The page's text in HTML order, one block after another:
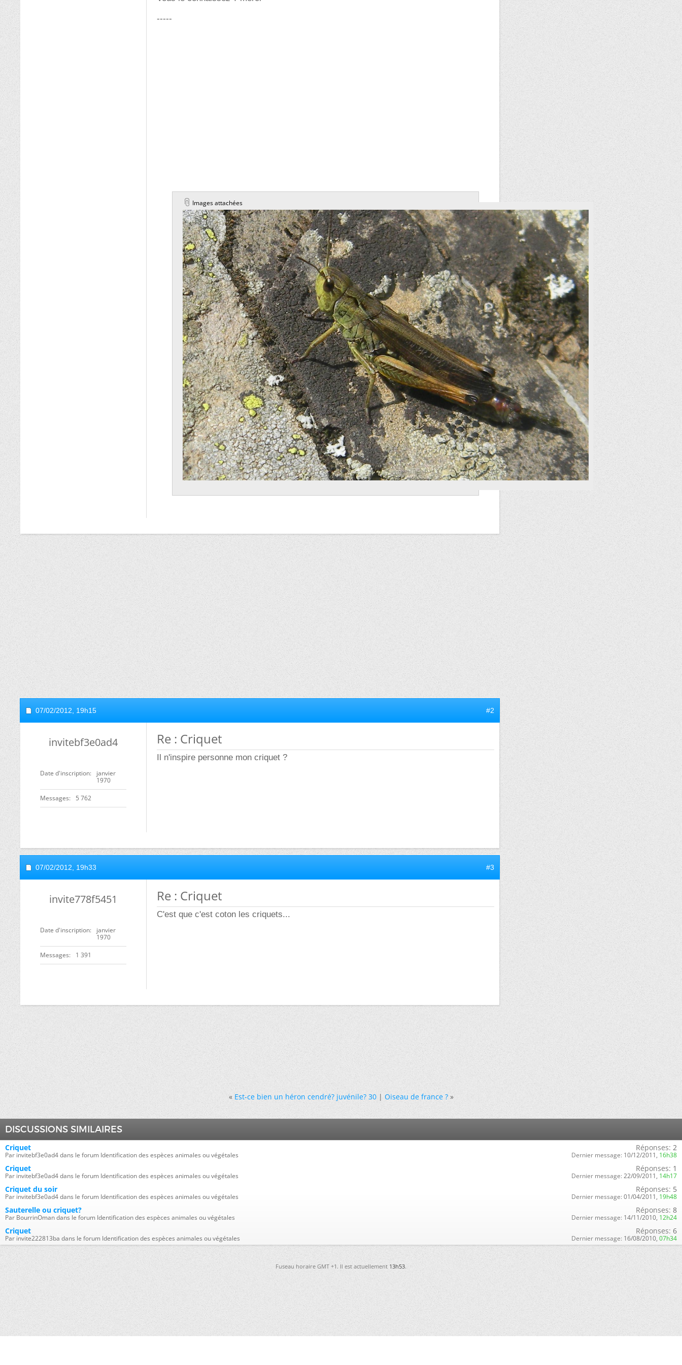
-----
Images attachées
07/02/2012, 19h15 #2
invitebf3e0ad4
Date d'inscription
janvier
1970
Messages 5 762
Re : Criquet
Il n'inspire personne mon criquet ?
07/02/2012, 19h33 #3
invite778f5451
Date d'inscription
janvier
1970
Messages 1 391
Re : Criquet
C'est que c'est coton les criquets...
« Est-ce bien un héron cendré? juvénile? 30|Oiseau de france ? »
DISCUSSIONS SIMILAIRES
Criquet
Par invitebf3e0ad4 dans le forum Identification des espèces animales ou végétales
Réponses: 2
Dernier message: 10/12/2011, 16h38
Criquet
Par invitebf3e0ad4 dans le forum Identification des espèces animales ou végétales
Réponses: 1
Dernier message: 22/09/2011, 14h17
Criquet du soir
Par invitebf3e0ad4 dans le forum Identification des espèces animales ou végétales
Réponses: 5
Dernier message: 01/04/2011, 19h48
Sauterelle ou criquet?
Par BourrinOman dans le forum Identification des espèces animales ou végétales
Réponses: 8
Dernier message: 14/11/2010, 12h24
Criquet
Par invite222813ba dans le forum Identification des espèces animales ou végétales
Réponses: 6
Dernier message: 16/08/2010, 07h34
Fuseau horaire GMT +1. Il est actuellement13h53.